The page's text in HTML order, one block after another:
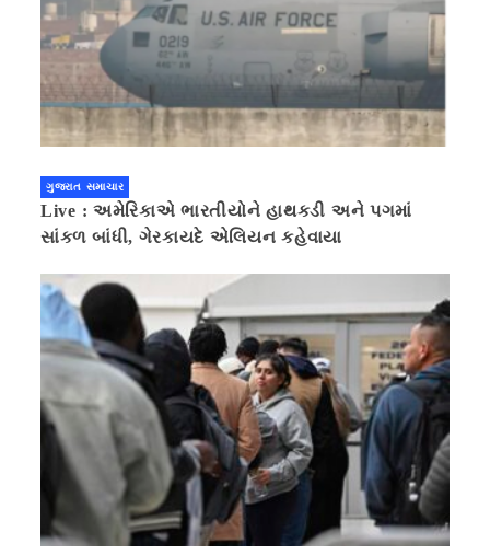
ગુજરાત સમાચાર
Live : અમેરિકાએ ભારતીયોને હાથકડી અને પગમાં
સાંકળ બાંધી, ગેરકાયદે એલિયન કહેવાયા